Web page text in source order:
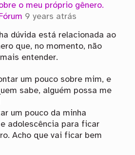
o meu próprio gênero.
Fórum 9 years atrás
dúvida está relacionada ao
que, no momento, não
entender.
um pouco sobre mim, e
sabe, alguém possa me
um pouco da minha
adolescência para ficar
Acho que vai ficar bem